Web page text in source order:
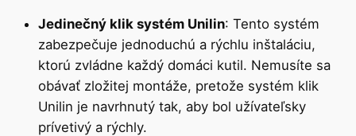
Jedinečný klik systém Unilin: Tento systém
zabezpečuje jednoduchú a rýchlu inštaláciu,
ktorú zvládne každý domáci kutil. Nemusíte sa
obávať zložitej montáže, pretože systém klik
Unilin je navrhnutý tak, aby bol užívateľsky
prívetivý a rýchly.